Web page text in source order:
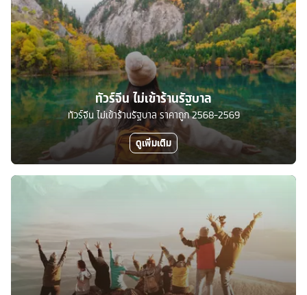
ทัวร์จีน ไม่เข้าร้านรัฐบาล
ทัวร์จีน ไม่เข้าร้านรัฐบาล ราคาถูก 2568-2569
ดูเพิ่มเติม